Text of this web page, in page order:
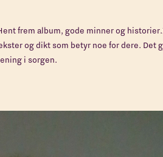
frem album, gode minner og
og dikt som betyr noe for dere. Det
i sorgen.